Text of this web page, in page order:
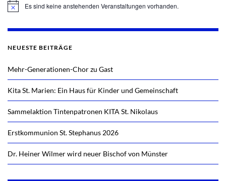
HinweisEs sind keine anstehenden Veranstaltungen vorhanden.
NEUESTE BEITRÄGE
Mehr-Generationen-Chor zu Gast
Kita St. Marien: Ein Haus für Kinder und Gemeinschaft
Sammelaktion Tintenpatronen KITA St. Nikolaus
Erstkommunion St. Stephanus 2026
Dr. Heiner Wilmer wird neuer Bischof von Münster